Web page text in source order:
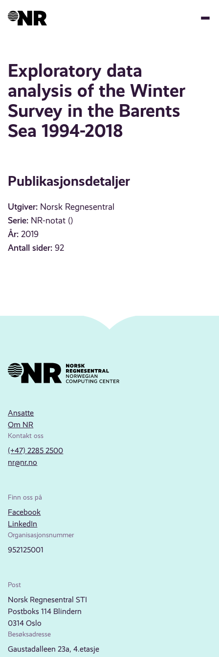
Exploratory data
analysis of the Winter
Survey in the Barents
Sea 1994-2018
Publikasjonsdetaljer
Utgiver: Norsk Regnesentral
Serie: NR-notat ()
År: 2019
Antall sider: 92
Ansatte
Om NR
Kontakt oss
(+47) 2285 2500
nr@nr.no
Finn oss på
Facebook
LinkedIn
Organisasjonsnummer
952125001
Post
Norsk Regnesentral STI
Postboks 114 Blindern
0314 Oslo
Besøksadresse
Gaustadalleen 23a, 4.etasje